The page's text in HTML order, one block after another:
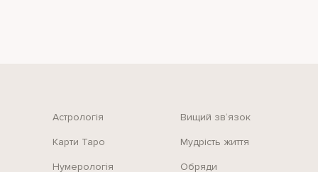
Астрологія Вищий зв‘язок
Карти Таро Мудрість життя
Нумерологія Обряди